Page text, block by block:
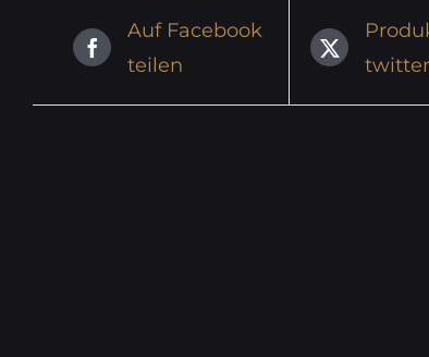
Auf Facebook
teilen